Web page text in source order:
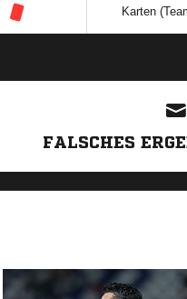
Karten
FALSCHES